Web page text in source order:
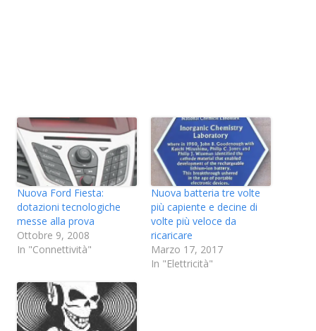
Nuova Ford Fiesta:
dotazioni tecnologiche
messe alla prova
Ottobre 9, 2008
In "Connettività"
Nuova batteria tre volte
più capiente e decine di
volte più veloce da
ricaricare
Marzo 17, 2017
In "Elettricità"